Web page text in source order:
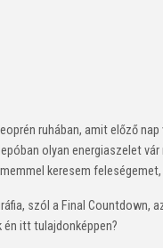
ruhában, amit előző
olyan energiaszelet
keresem
szól a Final Countdown,
itt tulajdonképpen?